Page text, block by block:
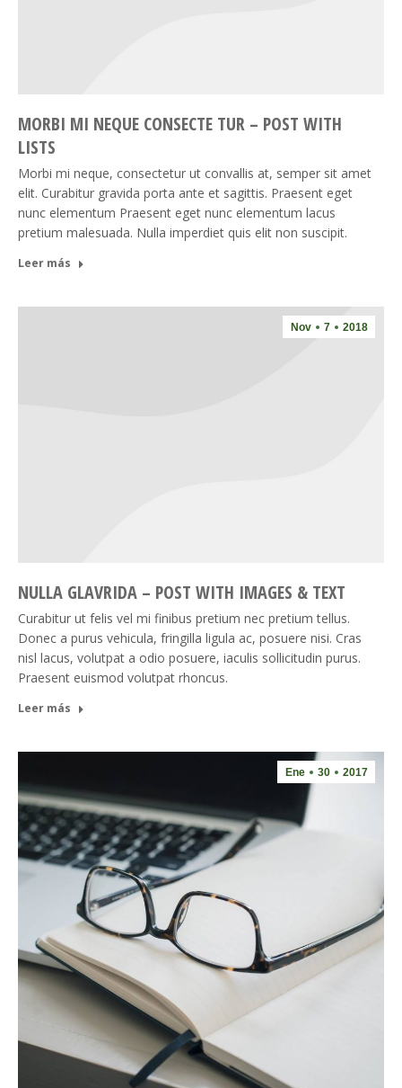
MORBI MI NEQUE CONSECTE TUR – POST WITH
LISTS
Morbi mi neque, consectetur ut convallis at, semper sit amet
elit. Curabitur gravida porta ante et sagittis. Praesent eget
nunc elementum Praesent eget nunc elementum lacus
pretium malesuada. Nulla imperdiet quis elit non suscipit.
Leer más
Nov 7 2018
NULLA GLAVRIDA – POST WITH IMAGES & TEXT
Curabitur ut felis vel mi finibus pretium nec pretium tellus.
Donec a purus vehicula, fringilla ligula ac, posuere nisi. Cras
nisl lacus, volutpat a odio posuere, iaculis sollicitudin purus.
Praesent euismod volutpat rhoncus.
Leer más
Ene 30 2017